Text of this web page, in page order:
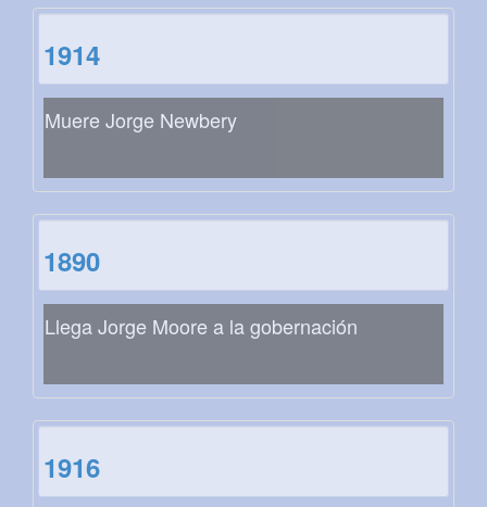
1914
Muere Jorge Newbery
1890
Llega Jorge Moore a la gobernación
1916